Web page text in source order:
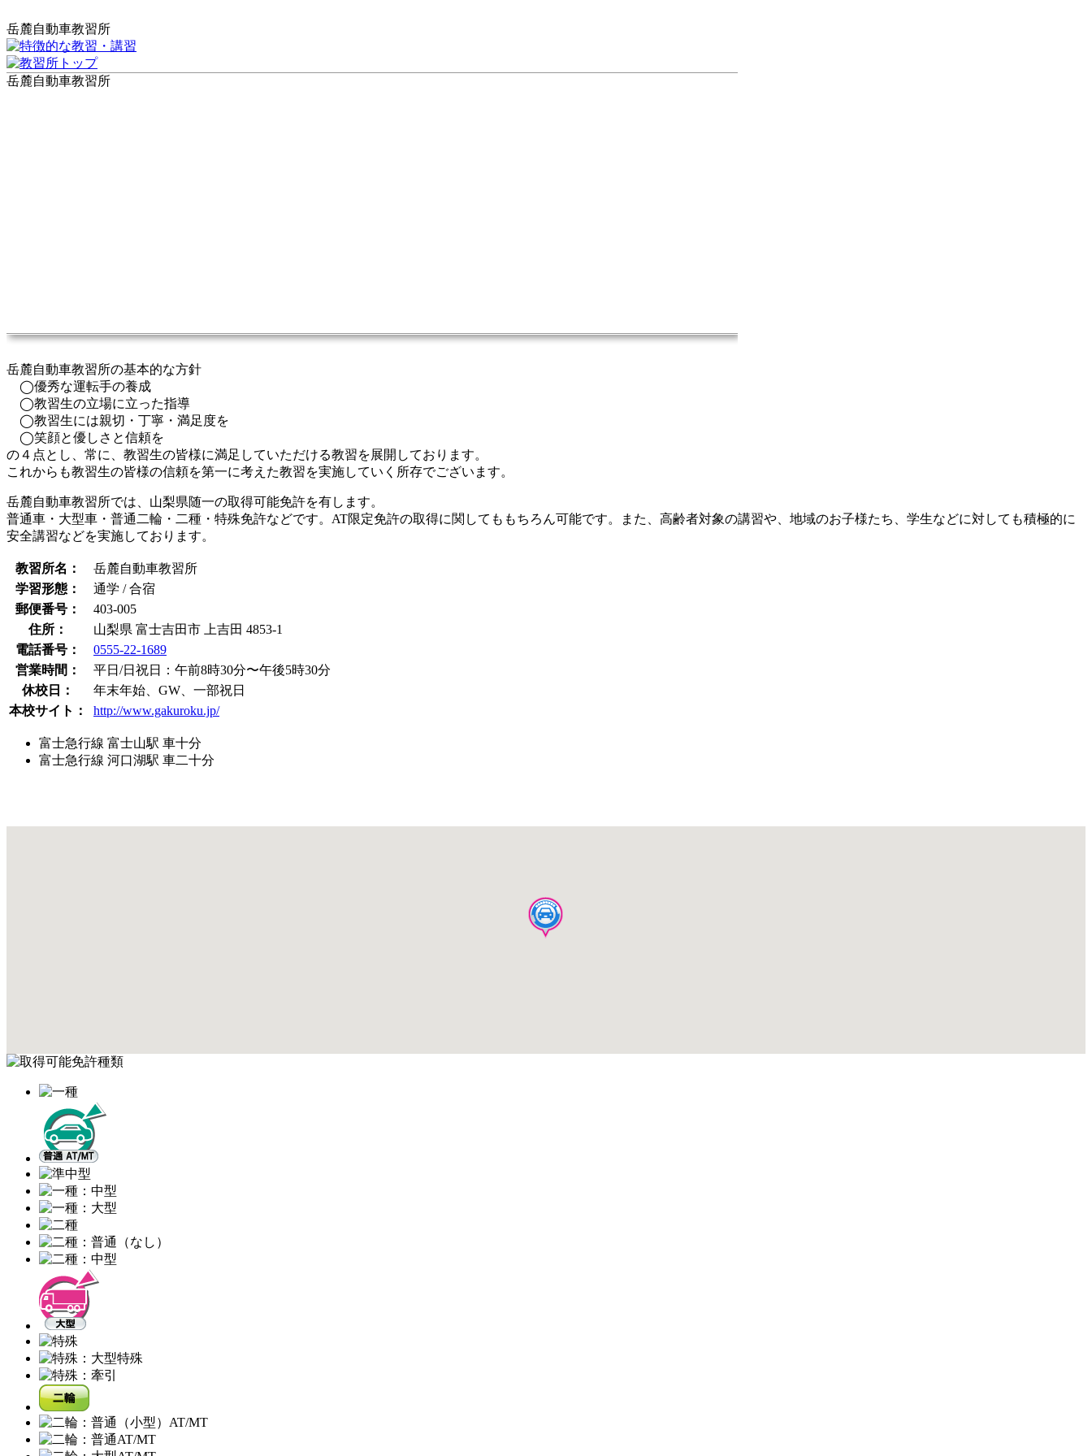
岳麓自動車教習所
岳麓自動車教習所
岳麓自動車教習所の基本的な方針
◯優秀な運転手の養成
◯教習生の立場に立った指導
◯教習生には親切・丁寧・満足度を
◯笑顔と優しさと信頼を
の４点とし、常に、教習生の皆様に満足していただける教習を展開しております。
これからも教習生の皆様の信頼を第一に考えた教習を実施していく所存でございます。
岳麓自動車教習所では、山梨県随一の取得可能免許を有します。
普通車・大型車・普通二輪・二種・特殊免許などです。AT限定免許の取得に関してももちろん可能です。また、高齢者対象の講習や、地域のお子様たち、学生などに対しても積極的に
安全講習などを実施しております。
教習所名：
岳麓自動車教習所
学習形態：
通学 / 合宿
郵便番号：
403-005
住所：
山梨県 富士吉田市 上吉田 4853-1
電話番号：
0555-22-1689
営業時間：
平日/日祝日：午前8時30分〜午後5時30分
休校日：
年末年始、GW、一部祝日
本校サイト：
http://www.gakuroku.jp/
富士急行線 富士山駅 車十分
富士急行線 河口湖駅 車二十分